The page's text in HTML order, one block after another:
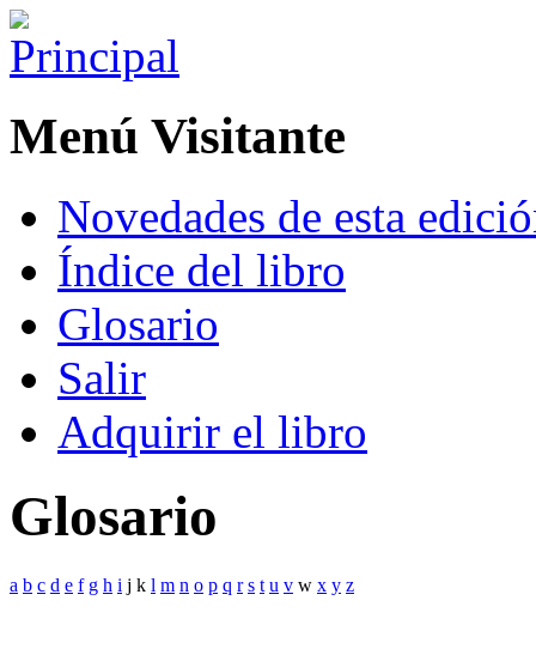
Menú Visitante
Novedades de esta
Índice del libro
Glosario
Salir
Adquirir el libro
Glosario
a b c d e f g h i j k l m n o p q r s t u v w x y z